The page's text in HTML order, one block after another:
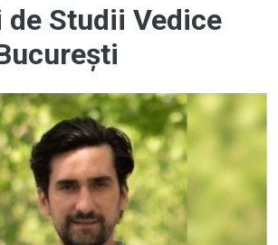
de Studii Vedice